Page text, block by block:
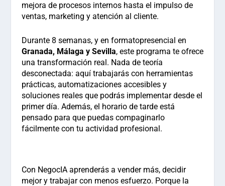
mejora de procesos internos hasta el impulso de
ventas, marketing y atención al cliente.
Durante 8 semanas, y en formatopresencial en
Granada, Málaga y Sevilla, este programa te ofrece
una transformación real. Nada de teoría
desconectada: aquí trabajarás con herramientas
prácticas, automatizaciones accesibles y
soluciones reales que podrás implementar desde el
primer día. Además, el horario de tarde está
pensado para que puedas compaginarlo
fácilmente con tu actividad profesional.
Con NegocIA aprenderás a vender más, decidir
mejor y trabajar con menos esfuerzo. Porque la